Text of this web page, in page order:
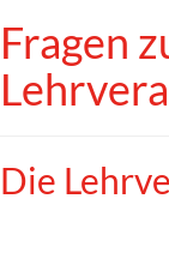
Fragen
Die